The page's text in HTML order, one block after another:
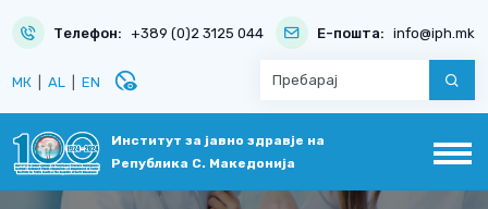
Телефон: +389 (0)2 3125 044 Е-пошта: info@iph.mk
МК AL EN disabled_visible
Институт за јавно здравје на
Република С. Македонија